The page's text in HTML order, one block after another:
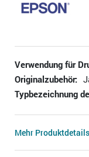
Verwendung für
Originalzubehör:
Typbezeichnung
Mehr Produktdetails